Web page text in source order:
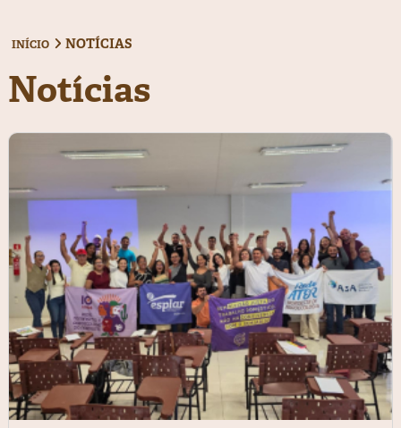
INÍCIO NOTÍCIAS
Notícias